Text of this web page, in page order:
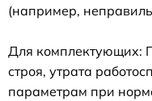
(например,
Для комплектующих:
строя, утрата
параметрам при